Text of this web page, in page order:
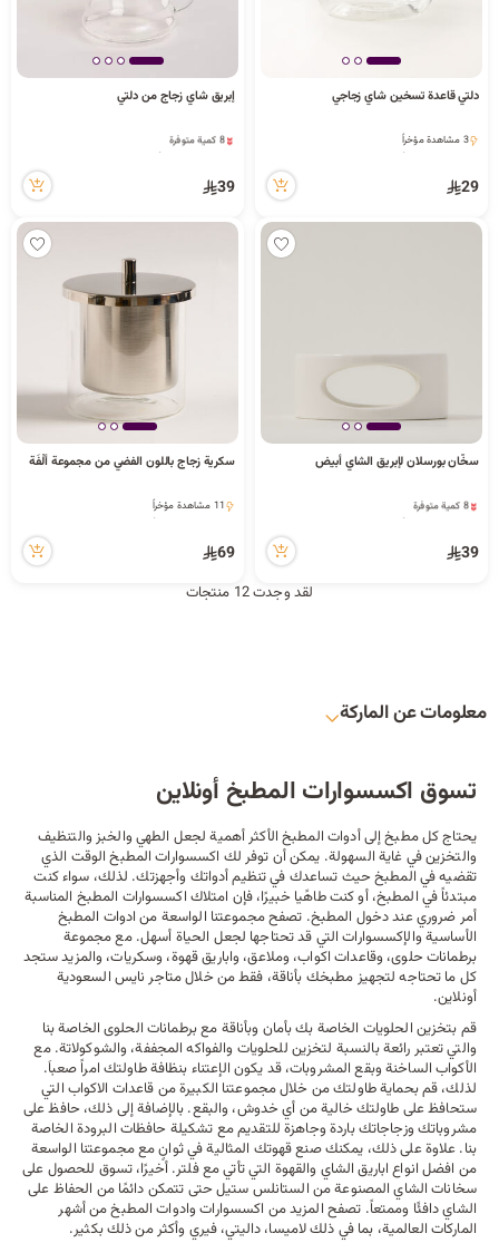
دلتي قاعدة تسخين شاي زجاجي
3 مشاهدة مؤخراً
29
إبريق شاي زجاج من دلتي
8 كمية متوفرة
8 كمية متوفرة
39
سخّان بورسلان لإبريق الشاي أبيض
8 كمية متوفرة
8 كمية متوفرة
39
سكرية زجاج باللون الفضي من مجموعة أُلْفَة
11 مشاهدة مؤخراً
69
لقد وجدت 12 منتجات
معلومات عن الماركة
تسوق اكسسوارات المطبخ أونلاين
يحتاج كل مطبخ إلى أدوات المطبخ الأكثر أهمية لجعل الطهي والخبز والتنظيف
والتخزين في غاية السهولة. يمكن أن توفر لك اكسسوارات المطبخ الوقت الذي
تقضيه في المطبخ حيث تساعدك في تنظيم أدواتك وأجهزتك. لذلك، سواء كنت
مبتدئاً في المطبخ، أو كنت طاهًيا خبيرًا، فإن امتلاك اكسسوارات المطبخ المناسبة
أمر ضروري عند دخول المطبخ. تصفح مجموعتنا الواسعة من ادوات المطبخ
الأساسية والإكسسوارات التي قد تحتاجها لجعل الحياة أسهل. مع مجموعة
برطمانات حلوى، وقاعدات اكواب، وملاعق، واباريق قهوة، وسكريات، والمزيد ستجد
كل ما تحتاجه لتجهيز مطبخك بأناقة، فقط من خلال متاجر نايس السعودية
أونلاين.
قم بتخزين الحلويات الخاصة بك بأمان وبأناقة مع برطمانات الحلوى الخاصة بنا
والتي تعتبر رائعة بالنسبة لتخزين للحلويات والفواكه المجففة، والشوكولاتة. مع
الأكواب الساخنة وبقع المشروبات، قد يكون الإعتناء بنظافة طاولتك امراً صعباَ.
لذلك، قم بحماية طاولتك من خلال مجموعتنا الكبيرة من قاعدات الاكواب التي
ستحافظ على طاولتك خالية من أي خدوش، والبقع. بالإضافة إلى ذلك، حافظ على
مشروباتك وزجاجاتك باردة وجاهزة للتقديم مع تشكيلة حافظات البرودة الخاصة
بنا. علاوة على ذلك، يمكنك صنع قهوتك المثالية في ثوانٍ مع مجموعتنا الواسعة
من افضل انواع اباريق الشاي والقهوة التي تأتي مع فلتر. أخيرًا، تسوق للحصول على
سخانات الشاي المصنوعة من الستانلس ستيل حتى تتمكن دائمًا من الحفاظ على
الشاي دافئًا وممتعاً. تصفح المزيد من اكسسوارات وادوات المطبخ من أشهر
الماركات العالمية، بما في ذلك لاميسا، داليتي، فيري وأكثر من ذلك بكثير.